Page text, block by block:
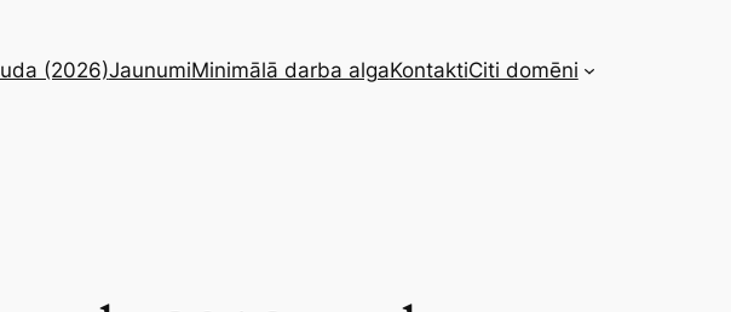
(2026)JaunumiMinimālā darba algaKontaktiCiti domēni